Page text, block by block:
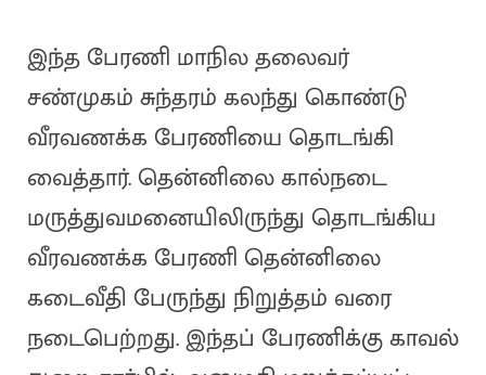
இந்த பேரணி மாநில தலைவர்
சண்முகம் சுந்தரம் கலந்து கொண்டு
வீரவணக்க பேரணியை தொடங்கி
வைத்தார். தென்னிலை கால்நடை
மருத்துவமனையிலிருந்து தொடங்கிய
வீரவணக்க பேரணி தென்னிலை
கடைவீதி பேருந்து நிறுத்தம் வரை
நடைபெற்றது. இந்தப் பேரணிக்கு காவல்